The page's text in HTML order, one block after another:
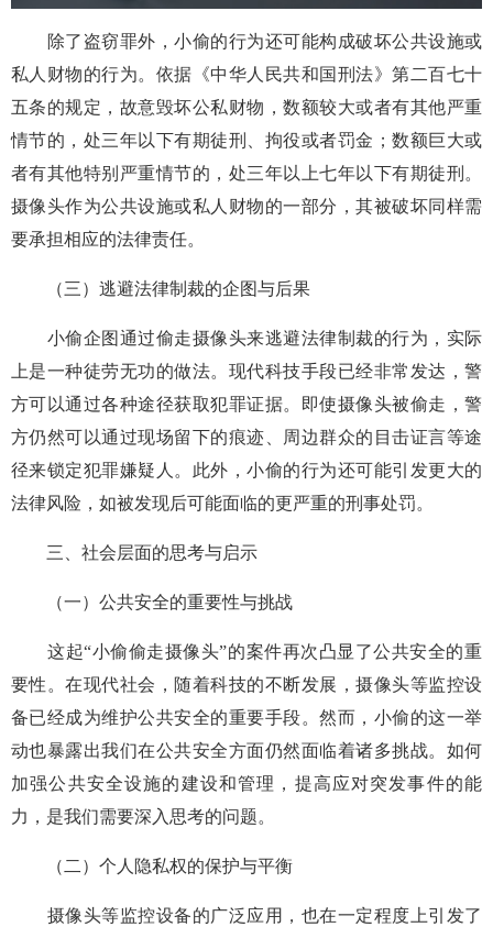
除了盗窃罪外，小偷的行为还可能构成破坏公共设施或
私人财物的行为。依据《中华人民共和国刑法》第二百七十
五条的规定，故意毁坏公私财物，数额较大或者有其他严重
情节的，处三年以下有期徒刑、拘役或者罚金；数额巨大或
者有其他特别严重情节的，处三年以上七年以下有期徒刑。
摄像头作为公共设施或私人财物的一部分，其被破坏同样需
要承担相应的法律责任。
（三）逃避法律制裁的企图与后果
小偷企图通过偷走摄像头来逃避法律制裁的行为，实际
上是一种徒劳无功的做法。现代科技手段已经非常发达，警
方可以通过各种途径获取犯罪证据。即使摄像头被偷走，警
方仍然可以通过现场留下的痕迹、周边群众的目击证言等途
径来锁定犯罪嫌疑人。此外，小偷的行为还可能引发更大的
法律风险，如被发现后可能面临的更严重的刑事处罚。
三、社会层面的思考与启示
（一）公共安全的重要性与挑战
这起“小偷偷走摄像头”的案件再次凸显了公共安全的重
要性。在现代社会，随着科技的不断发展，摄像头等监控设
备已经成为维护公共安全的重要手段。然而，小偷的这一举
动也暴露出我们在公共安全方面仍然面临着诸多挑战。如何
加强公共安全设施的建设和管理，提高应对突发事件的能
力，是我们需要深入思考的问题。
（二）个人隐私权的保护与平衡
摄像头等监控设备的广泛应用，也在一定程度上引发了